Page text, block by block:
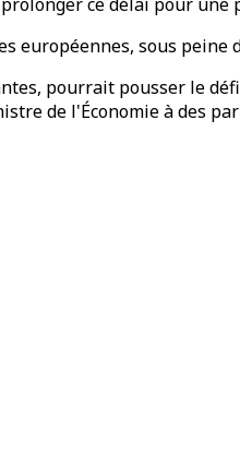
européennes, sous peine
pourrait pousser le
de l'Économie à des